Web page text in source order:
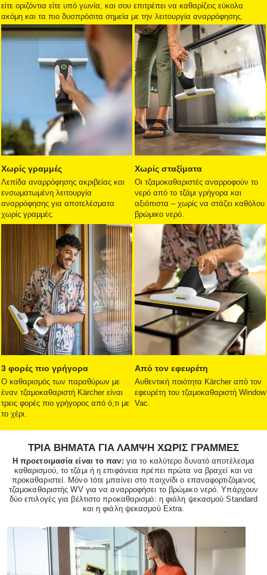
είτε οριζόντια είτε υπό γωνία, και σου επιτρέπει να καθαρίζεις εύκολα
ακόμη και τα πιο δυσπρόσιτα σημεία με την λειτουργία αναρρόφησης.
Χωρίς γραμμές
Λεπίδα αναρρόφησης ακριβείας και
ενσωματωμένη λειτουργία
αναρρόφησης για αποτελέσματα
χωρίς γραμμές.
Χωρίς σταξίματα
Οι τζαμοκαθαριστές αναρροφούν το
νερό από το τζάμι γρήγορα και
αξιόπιστα – χωρίς να στάζει καθόλου
βρώμικο νερό.
3 φορές πιο γρήγορα
Ο καθαρισμός των παραθύρων με
έναν τζαμοκαθαριστή Kärcher είναι
τρεις φορές πιο γρήγορος από ό,τι με
το χέρι.
Από τον εφευρέτη
Αυθεντική ποιότητα Kärcher από τον
εφευρέτη του τζαμοκαθαριστή Window
Vac.
ΤΡΙΑ ΒΗΜΑΤΑ ΓΙΑ ΛΑΜΨΗ ΧΩΡΙΣ ΓΡΑΜΜΕΣ
Η προετοιμασία είναι το παν: για το καλύτερο δυνατό αποτέλεσμα
καθαρισμού, το τζάμι ή η επιφάνεια πρέπει πρώτα να βραχεί και να
προκαθαριστεί. Μόνο τότε μπαίνει στο παιχνίδι ο επαναφορτιζόμενος
τζαμοκαθαριστής WV για να αναρροφήσει το βρώμικο νερό. Υπάρχουν
δύο επιλογές για βέλτιστο προκαθαρισμό: η φιάλη ψεκασμού Standard
και η φιάλη ψεκασμού Extra.